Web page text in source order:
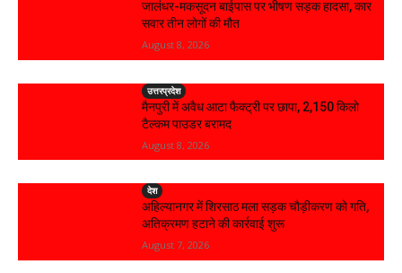
जालंधर-मकसूदन बाईपास पर भीषण सड़क हादसा, कार
सवार तीन लोगों की मौत
August 8, 2026
उत्तरप्रदेश
मैनपुरी में अवैध आटा फैक्ट्री पर छापा, 2,150 किलो
टैल्कम पाउडर बरामद
August 8, 2026
देश
अहिल्यानगर में शिरसाठ मला सड़क चौड़ीकरण को गति,
अतिक्रमण हटाने की कार्रवाई शुरू
August 7, 2026